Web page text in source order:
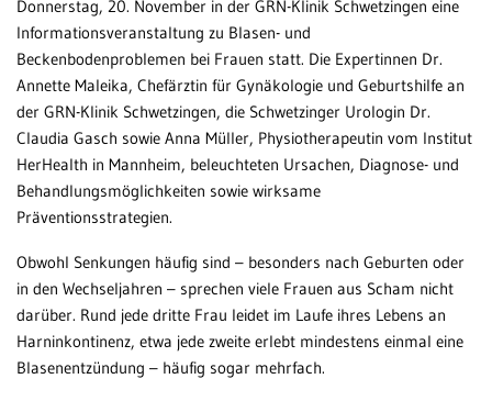
Schwetzingen
Sinsheim
Weinheim
Donnerstag, 20. November in der GRN-Klinik Schwetzingen eine
Informationsveranstaltung zu Blasen- und
Beckenbodenproblemen bei Frauen statt. Die Expertinnen Dr.
Annette Maleika, Chefärztin für Gynäkologie und Geburtshilfe an
der GRN-Klinik Schwetzingen, die Schwetzinger Urologin Dr.
Claudia Gasch sowie Anna Müller, Physiotherapeutin vom Institut
HerHealth in Mannheim, beleuchteten Ursachen, Diagnose- und
Behandlungsmöglichkeiten sowie wirksame
Präventionsstrategien.
Obwohl Senkungen häufig sind – besonders nach Geburten oder
in den Wechseljahren – sprechen viele Frauen aus Scham nicht
darüber. Rund jede dritte Frau leidet im Laufe ihres Lebens an
Harninkontinenz, etwa jede zweite erlebt mindestens einmal eine
Blasenentzündung – häufig sogar mehrfach.